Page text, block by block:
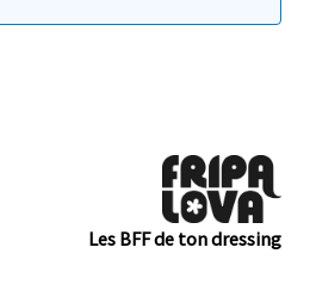
Les BFF de ton dressing